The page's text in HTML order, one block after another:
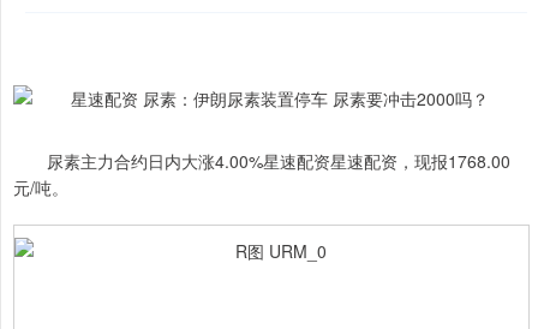
尿素主力合约日内大涨4.00%星速配资星速配资，现报1768.00
元/吨。